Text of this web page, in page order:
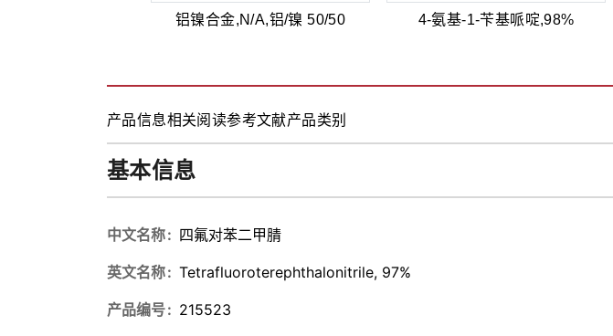
铝镍合金,N/A,铝/镍 50/50 4-氨基-1-苄基哌啶,98%
产品信息相关阅读参考文献产品类别
基本信息
中文名称 四氟对苯二甲腈
英文名称 Tetrafluoroterephthalonitrile, 97%
产品编号 215523